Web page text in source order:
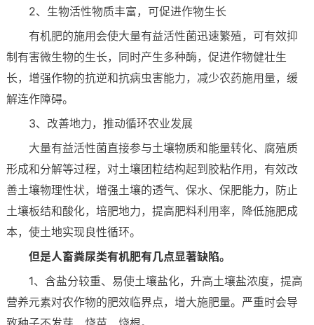
2、生物活性物质丰富，可促进作物生长
有机肥的施用会使大量有益活性菌迅速繁殖，可有效抑
制有害微生物的生长，同时产生多种酶，促进作物健壮生
长，增强作物的抗逆和抗病虫害能力，减少农药施用量，缓
解连作障碍。
3、改善地力，推动循环农业发展
大量有益活性菌直接参与土壤物质和能量转化、腐殖质
形成和分解等过程，对土壤团粒结构起到胶粘作用，有效改
善土壤物理性状，增强土壤的透气、保水、保肥能力，防止
土壤板结和酸化，培肥地力，提高肥料利用率，降低施肥成
本，使土地实现良性循环。
但是人畜粪尿类有机肥有几点显著缺陷。
1、含盐分较重、易使土壤盐化，升高土壤盐浓度，提高
营养元素对农作物的肥效临界点，增大施肥量。严重时会导